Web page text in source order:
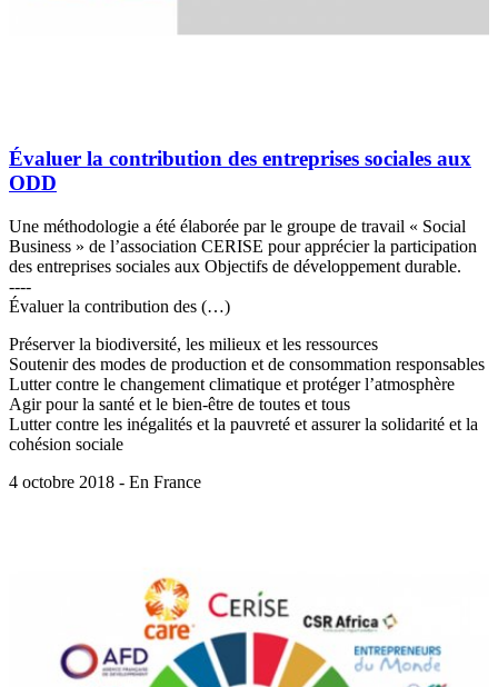
Évaluer la contribution des entreprises sociales aux
ODD
Une méthodologie a été élaborée par le groupe de travail « Social
Business » de l’association CERISE pour apprécier la participation
des entreprises sociales aux Objectifs de développement durable.
----
Évaluer la contribution des (…)
Préserver la biodiversité, les milieux et les ressources
Soutenir des modes de production et de consommation responsables
Lutter contre le changement climatique et protéger l’atmosphère
Agir pour la santé et le bien-être de toutes et tous
Lutter contre les inégalités et la pauvreté et assurer la solidarité et la
cohésion sociale
4 octobre 2018 - En France